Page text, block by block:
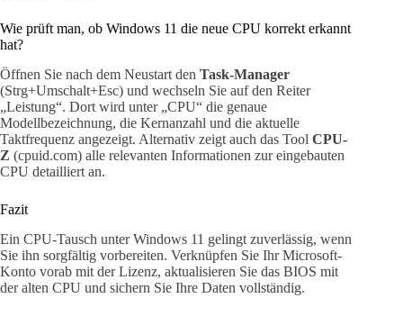
Wie prüft man, ob Windows 11 die neue CPU korrekt erkannt
hat?
Öffnen Sie nach dem Neustart den Task-Manager
(Strg+Umschalt+Esc) und wechseln Sie auf den Reiter
„Leistung“. Dort wird unter „CPU“ die genaue
Modellbezeichnung, die Kernanzahl und die aktuelle
Taktfrequenz angezeigt. Alternativ zeigt auch das Tool CPU-
Z (cpuid.com) alle relevanten Informationen zur eingebauten
CPU detailliert an.
Fazit
Ein CPU-Tausch unter Windows 11 gelingt zuverlässig, wenn
Sie ihn sorgfältig vorbereiten. Verknüpfen Sie Ihr Microsoft-
Konto vorab mit der Lizenz, aktualisieren Sie das BIOS mit
der alten CPU und sichern Sie Ihre Daten vollständig.